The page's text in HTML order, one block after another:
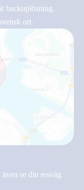
backuplösning.
ort.
se din resväg